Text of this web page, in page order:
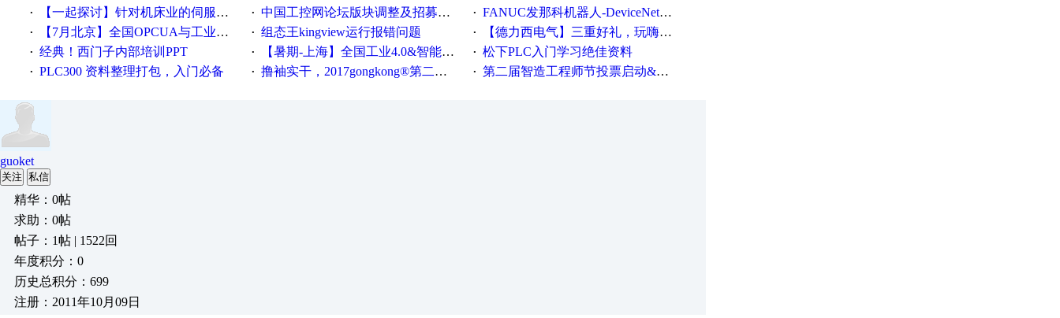
· 【一起探讨】针对机床业的伺服系统发展，您的期望是什么？ · 中国工控网论坛版块调整及招募版主公告 · FANUC发那科机器人-DeviceNet通信使用手册(中文)
· 【7月北京】全国OPCUA与工业互联技术培训班通知！ · 组态王kingview运行报错问题 · 【德力西电气】三重好礼，玩嗨夏日！
· 经典！西门子内部培训PPT · 【暑期-上海】全国工业4.0&智能制造高级培训班通知！ · 松下PLC入门学习绝佳资料
· PLC300 资料整理打包，入门必备 · 撸袖实干，2017gongkong®第二届智造工程师节正式起航！ · 第二届智造工程师节投票启动&周周有礼！
guoket
关注 私信
精华：0帖
求助：0帖
帖子：1帖 | 1522回
年度积分：0
历史总积分：699
注册：2011年10月09日